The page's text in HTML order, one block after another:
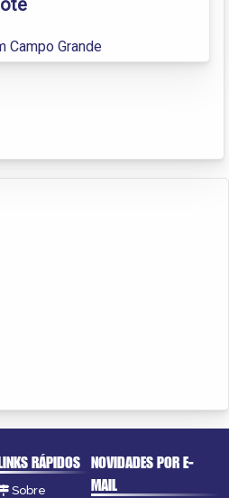
Campo Grande
RÁPIDOS
Sobre
NOVIDADES POR E-
MAIL